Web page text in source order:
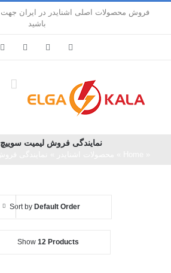
فروش محصولات اصلی اشنایدر در ایران
باشید
Facebook
نمایندگی فروش لیمیت سوییچ
Sort by Default Order
Show 12 Products